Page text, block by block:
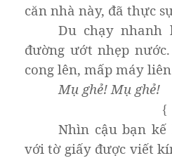
căn nhà này, đã thực
Du chạy nhanh
đường ướt nhẹp
cong lên, mấp máy
Mụ ghẻ! Mụ ghẻ!
{
Nhìn cậu bạn
với tờ giấy được viết